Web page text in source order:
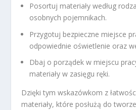
Posortuj materiały według
osobnych pojemnikach.
Przygotuj bezpieczne miejsce
odpowiednie oświetlenie oraz
Dbaj o porządek w miejscu
materiały w zasięgu ręki.
Dzięki tym wskazówkom z
materiały, które posłużą do